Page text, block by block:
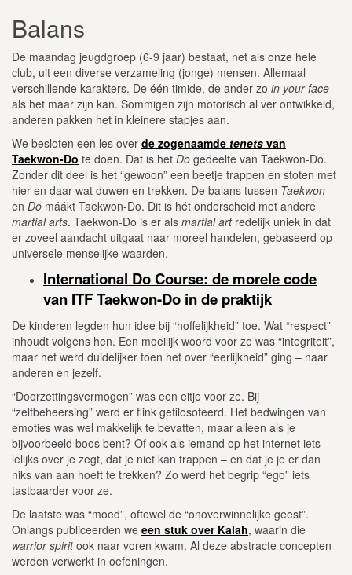
Balans
De maandag jeugdgroep (6-9 jaar) bestaat, net als onze hele
club, uit een diverse verzameling (jonge) mensen. Allemaal
verschillende karakters. De één timide, de ander zo in your face
als het maar zijn kan. Sommigen zijn motorisch al ver ontwikkeld,
anderen pakken het in kleinere stapjes aan.
We besloten een les over de zogenaamde tenets van
Taekwon-Do te doen. Dat is het Do gedeelte van Taekwon-Do.
Zonder dit deel is het “gewoon” een beetje trappen en stoten met
hier en daar wat duwen en trekken. De balans tussen Taekwon
en Do máákt Taekwon-Do. Dit is hét onderscheid met andere
martial arts. Taekwon-Do is er als martial artredelijk uniek in dat
er zoveel aandacht uitgaat naar moreel handelen, gebaseerd op
universele menselijke waarden.
International Do Course: de morele code
van ITF Taekwon-Do in de praktijk
De kinderen legden hun idee bij “hoffelijkheid” toe. Wat “respect”
inhoudt volgens hen. Een moeilijk woord voor ze was “integriteit”,
maar het werd duidelijker toen het over “eerlijkheid” ging – naar
anderen en jezelf.
“Doorzettingsvermogen” was een eitje voor ze. Bij
“zelfbeheersing” werd er flink gefilosofeerd. Het bedwingen van
emoties was wel makkelijk te bevatten, maar alleen als je
bijvoorbeeld boos bent? Of ook als iemand op het internet iets
lelijks over je zegt, dat je niet kan trappen – en dat je je er dan
niks van aan hoeft te trekken? Zo werd het begrip “ego” iets
tastbaarder voor ze.
De laatste was “moed”, oftewel de “onoverwinnelijke geest”.
Onlangs publiceerden we een stuk over Kalah, waarin die
warrior spiritook naar voren kwam. Al deze abstracte concepten
werden verwerkt in oefeningen.